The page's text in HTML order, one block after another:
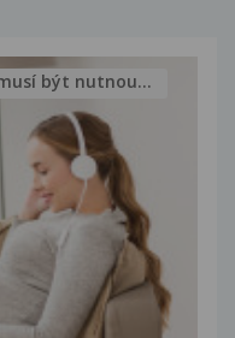
být nutnou...